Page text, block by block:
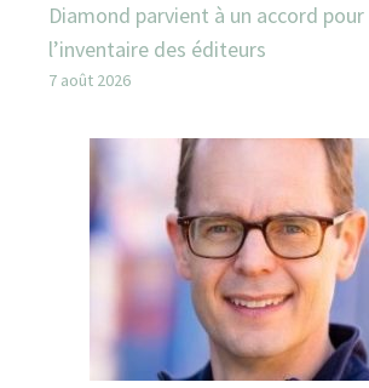
Diamond parvient à un accord
l’inventaire des éditeurs
7 août 2026